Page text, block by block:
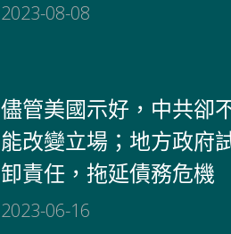
2023-08-08
儘管美國示好，中共卻
能改變立場；地方政府
卸責任，拖延債務危機
2023-06-16